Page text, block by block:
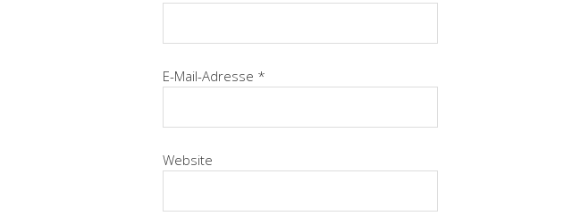
E-Mail-Adresse *
Website